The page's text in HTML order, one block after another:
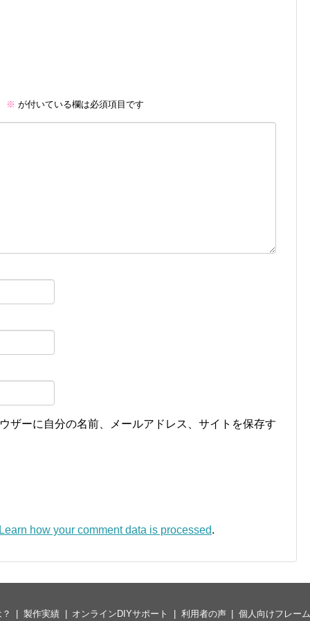
※ が付いている欄は必須項目です
ザーに自分の名前、メールアドレス、サイトを保存す
Learn how your comment data is processed.
製作実績 オンラインDIYサポート 利用者の声 個人向けフレー